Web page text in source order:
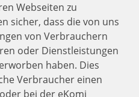
Webseiten zu
sicher, dass die von uns
von Verbrauchern
oder Dienstleistungen
haben. Dies
Verbraucher einen
bei der eKomi